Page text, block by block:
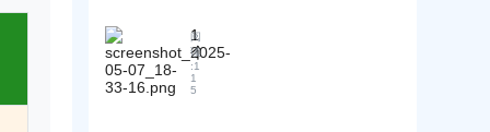
实
操
指
统
对
比
在
业
务
中
管
理
困
1
个
人
管
阅
读
:1
1
5